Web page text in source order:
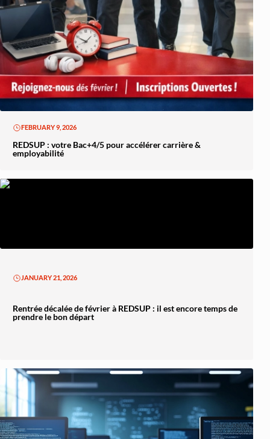
FEBRUARY 9, 2026
REDSUP : votre Bac+4/5 pour accélérer carrière &
employabilité
JANUARY 21, 2026
Rentrée décalée de février à REDSUP : il est encore temps de
prendre le bon départ